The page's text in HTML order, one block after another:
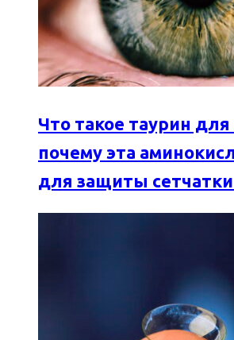
Что такое таурин
почему эта
для защиты сетчатки